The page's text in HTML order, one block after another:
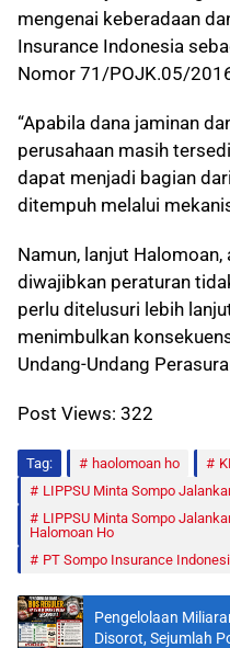
mengenai keberadaan
Insurance Indonesia
Nomor 71/POJK.05/
“Apabila dana jaminan
perusahaan masih
dapat menjadi bagian
ditempuh melalui
Namun, lanjut
diwajibkan peraturan
perlu ditelusuri lebih
menimbulkan
Undang-Undang
Post Views: 322
Tag: haolomoan ho
LIPPSU Minta Sompo
LIPPSU Minta Sompo
Halomoan Ho
PT Sompo Insurance
Pengelolaan
Disorot, Sejumlah